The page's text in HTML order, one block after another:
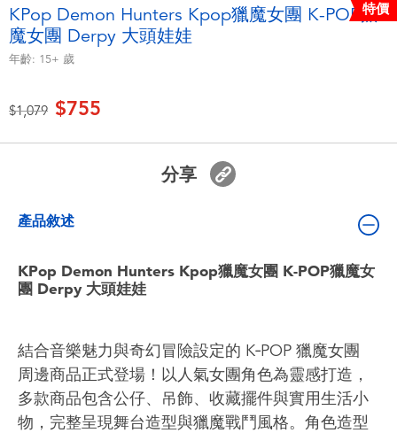
毛毛公仔玩具
夏日
盲盒
角色收藏
生活雜貨
特價
KPop Demon Hunters Kpop獵魔女團 K-POP獵
魔女團 Derpy 大頭娃娃
年齡: 15+ 歲
價格從
$1,079至$755
分享
產品敘述
KPop Demon Hunters Kpop獵魔女團 K-POP獵魔女
團 Derpy 大頭娃娃
結合音樂魅力與奇幻冒險設定的 K‑POP 獵魔女團
周邊商品正式登場！以人氣女團角色為靈感打造，
多款商品包含公仔、吊飾、收藏擺件與實用生活小
物，完整呈現舞台造型與獵魔戰鬥風格。角色造型